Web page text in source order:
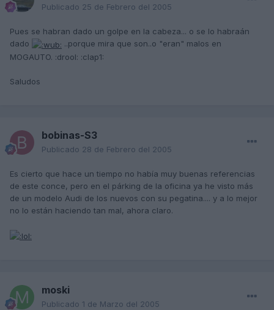
Publicado 25 de Febrero del 2005
Pues se habran dado un golpe en la cabeza... o se lo habraán
dado
..porque mira que son..o "eran" malos en
MOGAUTO. :drool: :clap1:
Saludos
bobinas-S3
Publicado 28 de Febrero del 2005
Es cierto que hace un tiempo no había muy buenas referencias
de este conce, pero en el párking de la oficina ya he visto más
de un modelo Audi de los nuevos con su pegatina.... y a lo mejor
no lo están haciendo tan mal, ahora claro.
moski
Publicado 1 de Marzo del 2005